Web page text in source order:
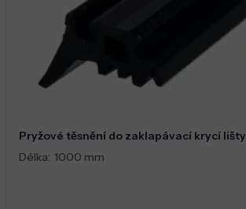
Pryžové těsnění do zaklapávací krycí lišty
Délka: 1000 mm